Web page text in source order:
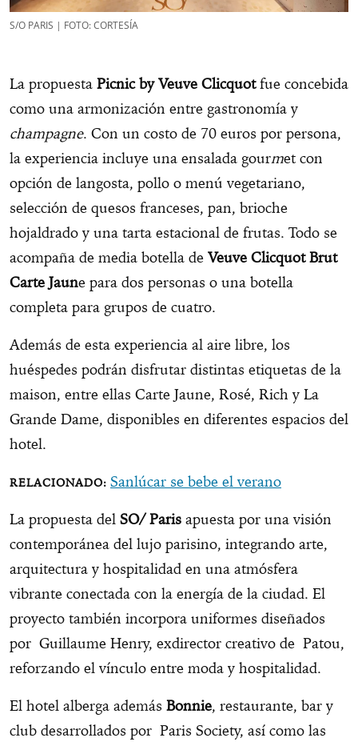
S/O PARIS | FOTO: CORTESÍA
La propuesta Picnic by Veuve Clicquotfue concebida
como una armonización entre gastronomía y
champagne. Con un costo de 70 euros por persona,
la experiencia incluye una ensalada gourmet con
opción de langosta, pollo o menú vegetariano,
selección de quesos franceses, pan, brioche
hojaldrado y una tarta estacional de frutas. Todo se
acompaña de media botella de Veuve Clicquot Brut
Carte Jaune para dos personas o una botella
completa para grupos de cuatro.
Además de esta experiencia al aire libre, los
huéspedes podrán disfrutar distintas etiquetas de la
maison, entre ellas Carte Jaune, Rosé, Rich y La
Grande Dame, disponibles en diferentes espacios del
hotel.
Sanlúcar se bebe el verano
La propuesta del SO/ Paris apuesta por una visión
contemporánea del lujo parisino, integrando arte,
arquitectura y hospitalidad en una atmósfera
vibrante conectada con la energía de la ciudad. El
proyecto también incorpora uniformes diseñados
por Guillaume Henry, exdirector creativo de Patou,
reforzando el vínculo entre moda y hospitalidad.
El hotel alberga además Bonnie, restaurante, bar y
club desarrollados por Paris Society, así como las